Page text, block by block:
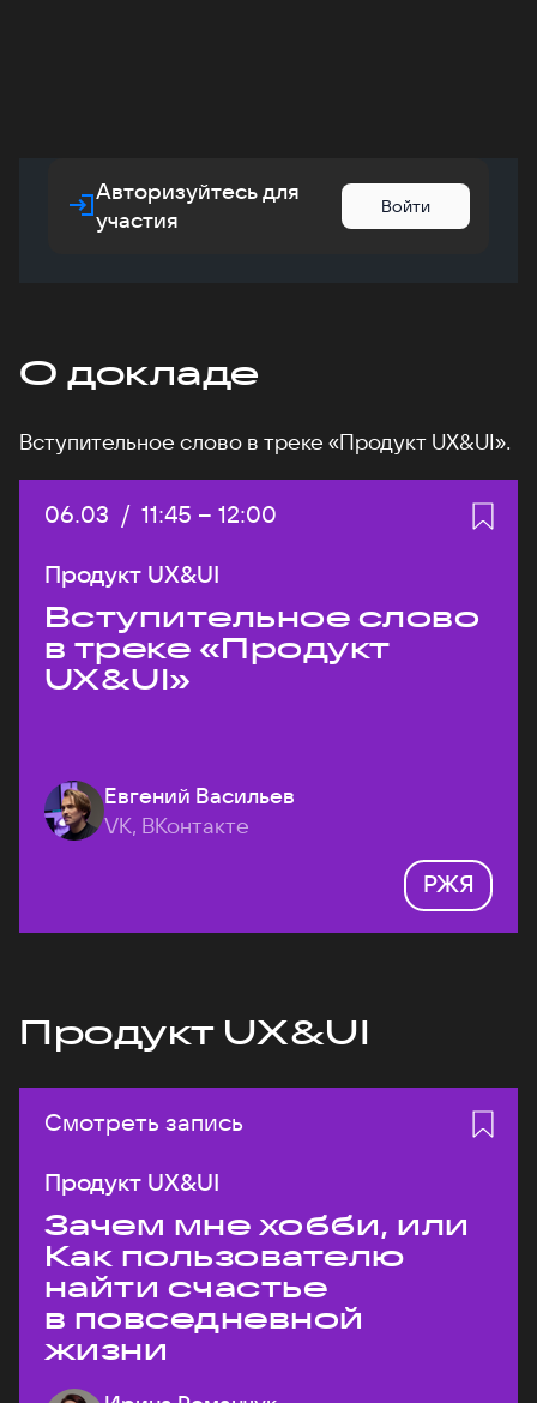
Авторизуйтесь для
участия
Войти
О докладе
Вступительное слово в треке «Продукт UX&UI».
Дата:
06.03 / Начало:
11:45 – Конец:
12:00
Продукт UX&UI
Вступительное слово
в треке «Продукт
UX&UI»
Евгений Васильев
VK, ВКонтакте
РЖЯ
Продукт UX&UI
Смотреть запись
Продукт UX&UI
Зачем мне хобби, или
Как пользователю
найти счастье
в повседневной
жизни